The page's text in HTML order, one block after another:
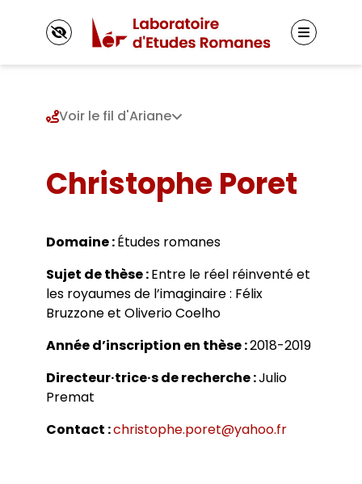
Présentation
Axes de recherche 2025-2030
Axes de recherche 2013-2018
Laboratoire junior
Fonctionnement
Titulaires
Autres membres
Doctorants
Jeunes docteurs et anciens diplômés
Inscriptions
Directions de thèse
Représentants des doctorants
Masters adossés au LER
Actualités
Appels à contributions
Événements
Agenda
Séminaires et conférences
Journées d’études
Colloques
Soutenances de doctorat
Les Revues du LER
Cuadernos LIRICO
Voir le fil d'Ariane
Christophe Poret
Domaine :Études romanes
Sujet de thèse :Entre le réel réinventé et
les royaumes de l’imaginaire : Félix
Bruzzone et Oliverio Coelho
Année d’inscription en thèse :2018-2019
Directeur·trice·s de recherche :Julio
Premat
Contact :christophe.poret@yahoo.fr